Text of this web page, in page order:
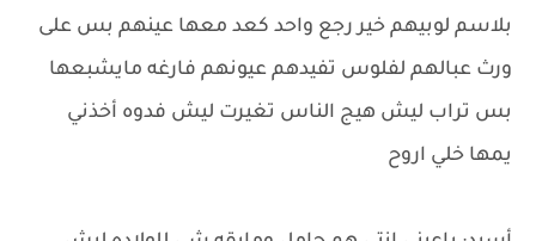
بلاسم لوبيهم خير رجع واحد كعد معها عينهم بس على
ورث عبالهم لفلوس تفيدهم عيونهم فارغه مايشبعها
بس تراب ليش هيج الناس تغيرت ليش فدوه أخذني
يمها خلي اروح